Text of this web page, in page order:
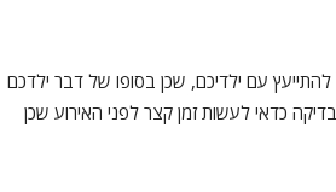
עם ילדיכם, שכן בסופו של דבר ילדכם
כדאי לעשות זמן קצר לפני האירוע שכן